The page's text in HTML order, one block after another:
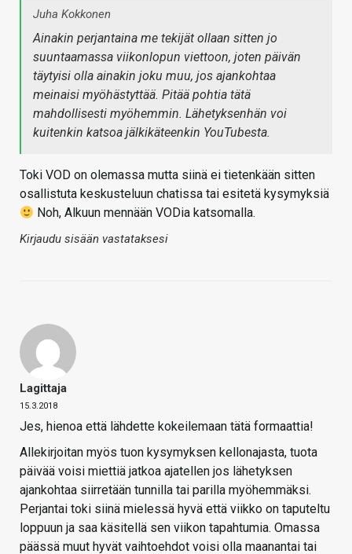
Juha Kokkonen
Ainakin perjantaina me tekijät ollaan sitten jo
suuntaamassa viikonlopun viettoon, joten päivän
täytyisi olla ainakin joku muu, jos ajankohtaa
meinaisi myöhästyttää. Pitää pohtia tätä
mahdollisesti myöhemmin. Lähetyksenhän voi
kuitenkin katsoa jälkikäteenkin YouTubesta.
Toki VOD on olemassa mutta siinä ei tietenkään sitten
osallistuta keskusteluun chatissa tai esitetä kysymyksiä
Noh, Alkuun mennään VODia katsomalla.
Kirjaudu sisään vastataksesi
Lagittaja
15.3.2018
Jes, hienoa että lähdette kokeilemaan tätä formaattia!
Allekirjoitan myös tuon kysymyksen kellonajasta, tuota
päivää voisi miettiä jatkoa ajatellen jos lähetyksen
ajankohtaa siirretään tunnilla tai parilla myöhemmäksi.
Perjantai toki siinä mielessä hyvä että viikko on taputeltu
loppuun ja saa käsitellä sen viikon tapahtumia. Omassa
päässä muut hyvät vaihtoehdot voisi olla maanantai tai